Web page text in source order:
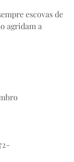
escovas de
agridam a